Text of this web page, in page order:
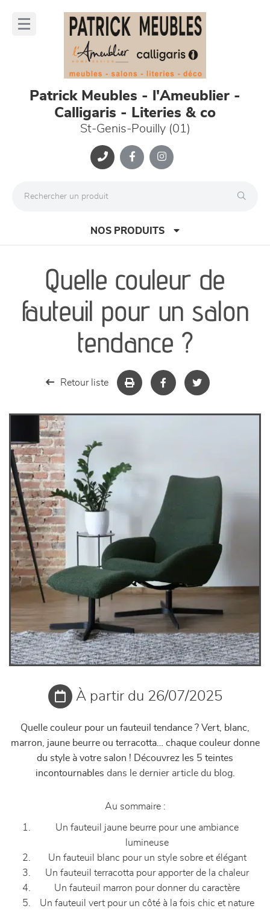
Patrick Meubles - l'Ameublier -
Calligaris - Literies & co
St-Genis-Pouilly (01)
NOS PRODUITS
canapés et fauteuils
séjours
chambres et dressing
literie
décoration
Quelle couleur de
fauteuil pour un salon
tendance ?
Retour liste
À partir du 26/07/2025
Quelle couleur pour un fauteuil tendance ? Vert, blanc,
marron, jaune beurre ou terracotta… chaque couleur donne
du style à votre salon ! Découvrez les 5 teintes
incontournables dans le dernier article du blog.
Au sommaire :
Un fauteuil jaune beurre pour une ambiance
lumineuse
Un fauteuil blanc pour un style sobre et élégant
Un fauteuil terracotta pour apporter de la chaleur
Un fauteuil marron pour donner du caractère
Un fauteuil vert pour un côté à la fois chic et nature